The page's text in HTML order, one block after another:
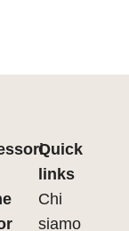
Quick
links
Chi
siamo